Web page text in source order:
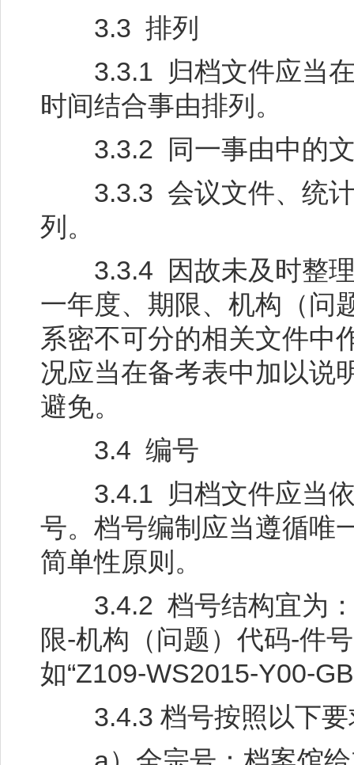
3.3 排列
3.3.1 归档文件应当在
时间结合事由排列。
3.3.2 同一事由中的文
3.3.3 会议文件、统计
列。
3.3.4 因故未及时整理
一年度、期限、机构（问
系密不可分的相关文件中
况应当在备考表中加以说
避免。
3.4 编号
3.4.1 归档文件应当依
号。档号编制应当遵循唯
简单性原则。
3.4.2 档号结构宜为：
限-机构（问题）代码-件
如“Z109-WS2015-Y00-
3.4.3 档号按照以下要